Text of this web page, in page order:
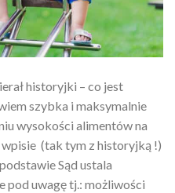
historyjki – co jest
szybka i maksymalnie
wysokości alimentów na
(tak tym z historyjką !)
Sąd ustala
pod uwagę tj.: możliwości